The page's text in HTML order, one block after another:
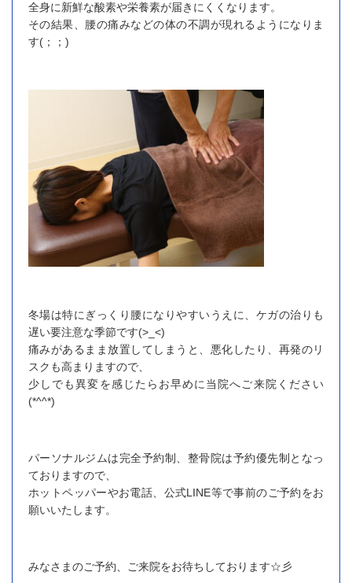
全身に新鮮な酸素や栄養素が届きにくくなります。
その結果、腰の痛みなどの体の不調が現れるようになりま
す(；；)
冬場は特にぎっくり腰になりやすいうえに、ケガの治りも
遅い要注意な季節です(>_<)
痛みがあるまま放置してしまうと、悪化したり、再発のリ
スクも高まりますので、
少しでも異変を感じたらお早めに当院へご来院ください
(*^^*)
パーソナルジムは完全予約制、整骨院は予約優先制となっ
ておりますので、
ホットペッパーやお電話、公式LINE等で事前のご予約をお
願いいたします。
みなさまのご予約、ご来院をお待ちしております☆彡